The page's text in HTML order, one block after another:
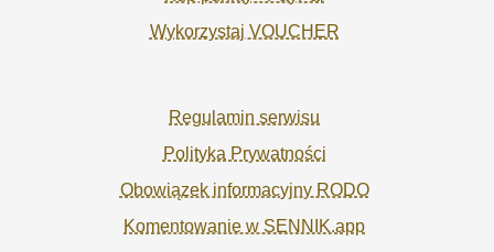
Wykorzystaj VOUCHER
Regulamin serwisu
Polityka Prywatności
Obowiązek informacyjny RODO
Komentowanie w SENNIK.app